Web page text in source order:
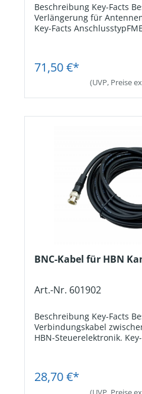
Beschreibung Key-Facts Beschreibung 5 Meter
Verlängerung für
Key-Facts AnschlusstypFME. Passend
71,50 €*
(UVP, Preise
BNC-Kabel für HBN
Art.-Nr. 601902
Beschreibung Key-Facts Beschreibung
Verbindungskabel
HBN-Steuerelektronik. Key-Facts KabelartBNC-
28,70 €*